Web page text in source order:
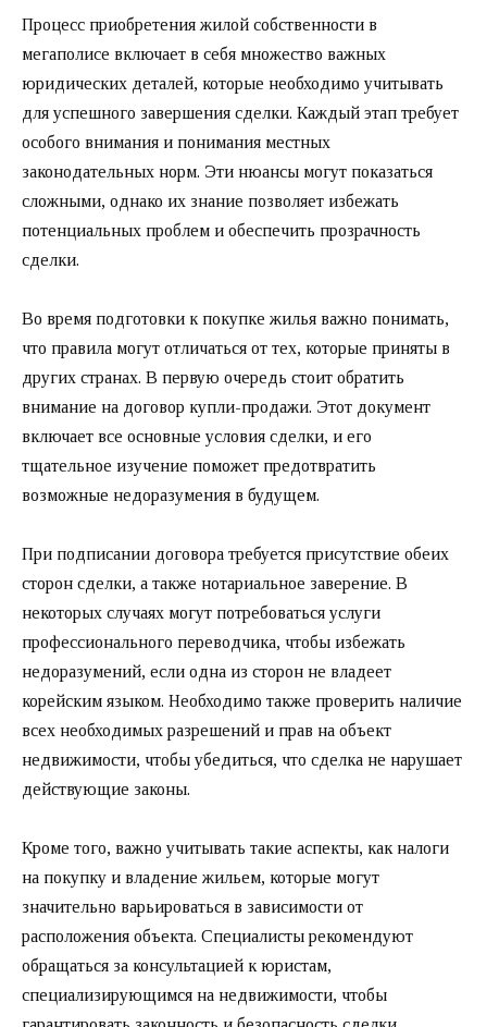
Процесс приобретения жилой собственности в
мегаполисе включает в себя множество важных
юридических деталей, которые необходимо учитывать
для успешного завершения сделки. Каждый этап требует
особого внимания и понимания местных
законодательных норм. Эти нюансы могут показаться
сложными, однако их знание позволяет избежать
потенциальных проблем и обеспечить прозрачность
сделки.
Во время подготовки к покупке жилья важно понимать,
что правила могут отличаться от тех, которые приняты в
других странах. В первую очередь стоит обратить
внимание на договор купли-продажи. Этот документ
включает все основные условия сделки, и его
тщательное изучение поможет предотвратить
возможные недоразумения в будущем.
При подписании договора требуется присутствие обеих
сторон сделки, а также нотариальное заверение. В
некоторых случаях могут потребоваться услуги
профессионального переводчика, чтобы избежать
недоразумений, если одна из сторон не владеет
корейским языком. Необходимо также проверить наличие
всех необходимых разрешений и прав на объект
недвижимости, чтобы убедиться, что сделка не нарушает
действующие законы.
Кроме того, важно учитывать такие аспекты, как налоги
на покупку и владение жильем, которые могут
значительно варьироваться в зависимости от
расположения объекта. Специалисты рекомендуют
обращаться за консультацией к юристам,
специализирующимся на недвижимости, чтобы